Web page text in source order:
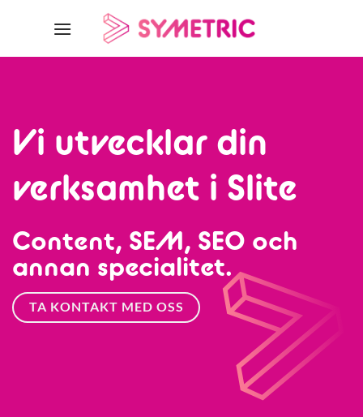
Vi utvecklar din
verksamhet i Slite
Content, SEM, SEO och
annan specialitet.
TA KONTAKT MED OSS